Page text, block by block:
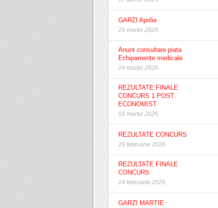
GARZI Aprilie
25 martie 2026
Anunt consultare piata
Echipamente medicale
24 martie 2026
REZULTATE FINALE
CONCURS 1 POST
ECONOMIST
02 martie 2026
REZULTATE CONCURS
26 februarie 2026
REZULTATE FINALE
CONCURS
24 februarie 2026
GARZI MARTIE